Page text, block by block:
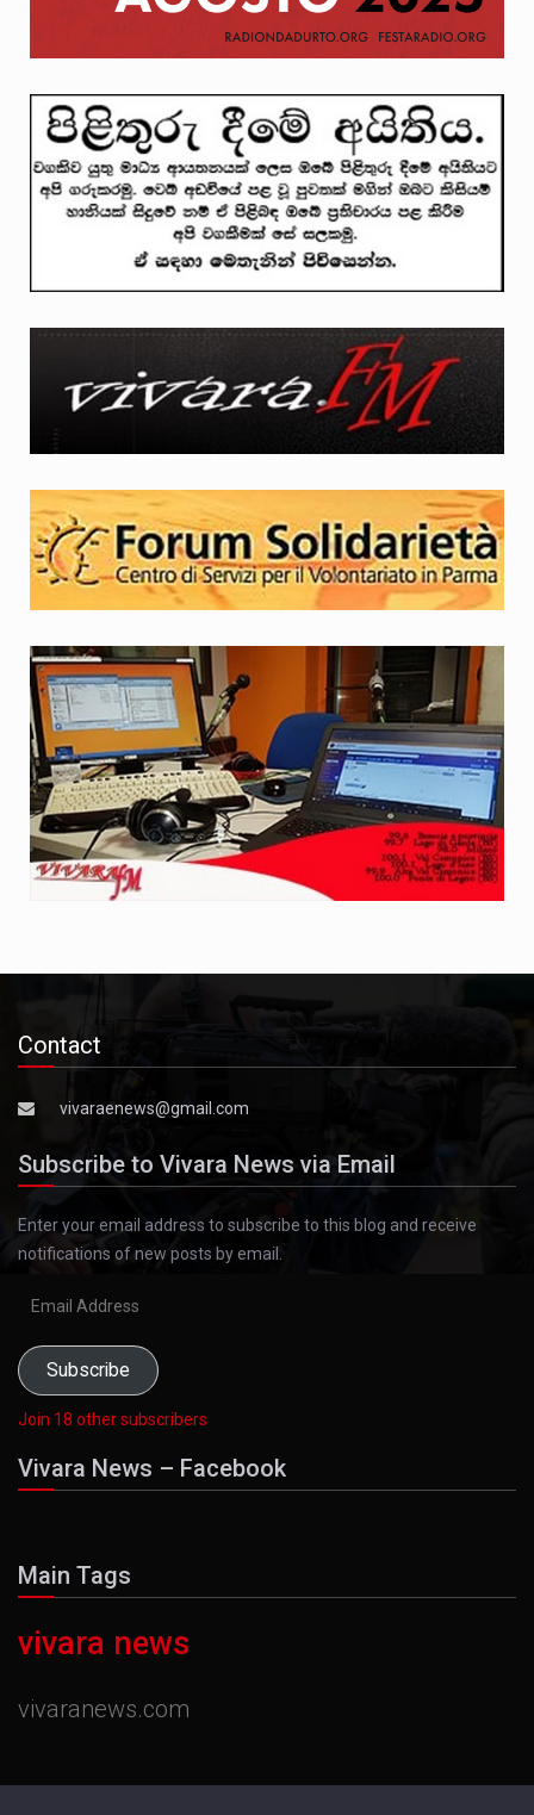
Contact
vivaraenews@gmail.com
Subscribe to Vivara News via Email
Enter your email address to subscribe to this blog and receive
notifications of new posts by email.
Subscribe
Join 18 other subscribers
Vivara News – Facebook
Main Tags
vivara news
vivaranews.com